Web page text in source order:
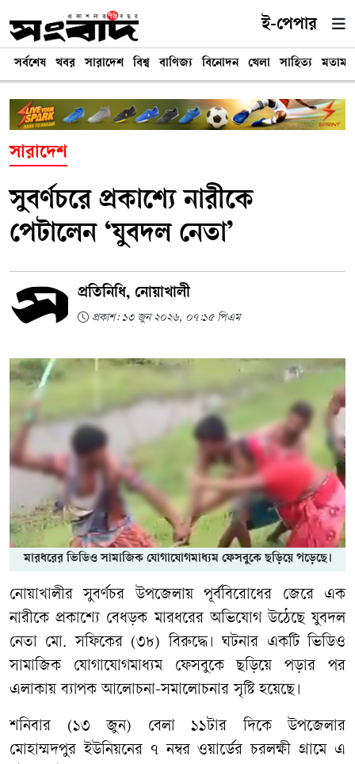
ই-পেপার
সর্বশেষ খবর সারাদেশ বিশ্ব বাণিজ্য বিনোদন খেলা সাহিত্য মতামত
সারাদেশ
সুবর্ণচরে প্রকাশ্যে নারীকে
পেটালেন ‘যুবদল নেতা’
প্রতিনিধি, নোয়াখালী
প্রকাশ: ১৩ জুন ২০২৬, ০৭:১৫ পিএম
মারধরের ভিডিও সামাজিক যোগাযোগমাধ্যম ফেসবুকে ছড়িয়ে পড়েছে।
নোয়াখালীর সুবর্ণচর উপজেলায় পূর্ববিরোধের জেরে এক
নারীকে প্রকাশ্যে বেধড়ক মারধরের অভিযোগ উঠেছে যুবদল
নেতা মো. সফিকের (৩৮) বিরুদ্ধে। ঘটনার একটি ভিডিও
সামাজিক যোগাযোগমাধ্যম ফেসবুকে ছড়িয়ে পড়ার পর
এলাকায় ব্যাপক আলোচনা-সমালোচনার সৃষ্টি হয়েছে।
শনিবার (১৩ জুন) বেলা ১১টার দিকে উপজেলার
মোহাম্মদপুর ইউনিয়নের ৭ নম্বর ওয়ার্ডের চরলক্ষী গ্রামে এ